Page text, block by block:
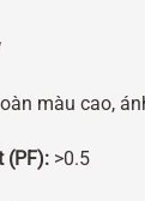
màu cao,
(PF): >0.5